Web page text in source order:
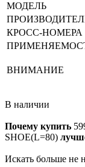
МОДЕЛЬ
КРОСС-НОМЕРА
ВНИМАНИЕ
В наличии
Почему купить
SHOE(L=80)
Искать больше не